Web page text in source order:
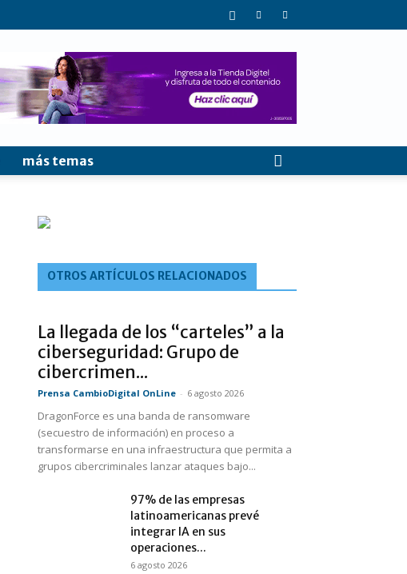
más temas
OTROS ARTÍCULOS RELACIONADOS
La llegada de los “carteles” a la
ciberseguridad: Grupo de
cibercrimen...
Prensa CambioDigital OnLine - 6 agosto 2026
DragonForce es una banda de ransomware
(secuestro de información) en proceso a
transformarse en una infraestructura que permita a
grupos cibercriminales lanzar ataques bajo...
97% de las empresas
latinoamericanas prevé
integrar IA en sus
operaciones...
6 agosto 2026